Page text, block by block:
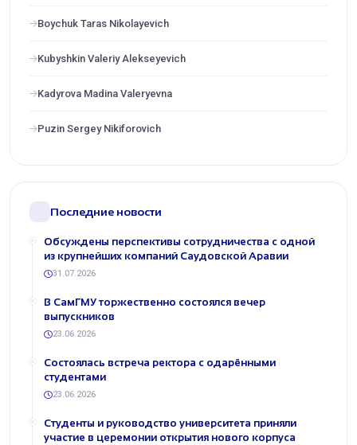
Boychuk Taras Nikolayevich
Kubyshkin Valeriy Alekseyevich
Kadyrova Madina Valeryevna
Puzin Sergey Nikiforovich
Последние новости
Обсуждены перспективы сотрудничества с одной
из крупнейших компаний Саудовской Аравии
31.07.2026
В СамГМУ торжественно состоялся вечер
выпускников
23.06.2026
Состоялась встреча ректора с одарёнными
студентами
23.06.2026
Студенты и руководство университета приняли
участие в церемонии открытия нового корпуса